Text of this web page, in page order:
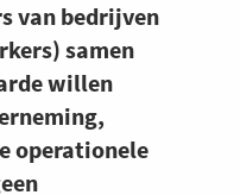
van bedrijven
samen
willen
operationele